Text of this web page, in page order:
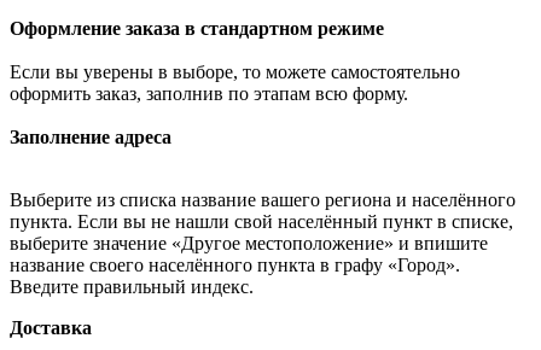
Оформление заказа в стандартном режиме
Если вы уверены в выборе, то можете самостоятельно
оформить заказ, заполнив по этапам всю форму.
Заполнение адреса
Выберите из списка название вашего региона и населённого
пункта. Если вы не нашли свой населённый пункт в списке,
выберите значение «Другое местоположение» и впишите
название своего населённого пункта в графу «Город».
Введите правильный индекс.
Доставка